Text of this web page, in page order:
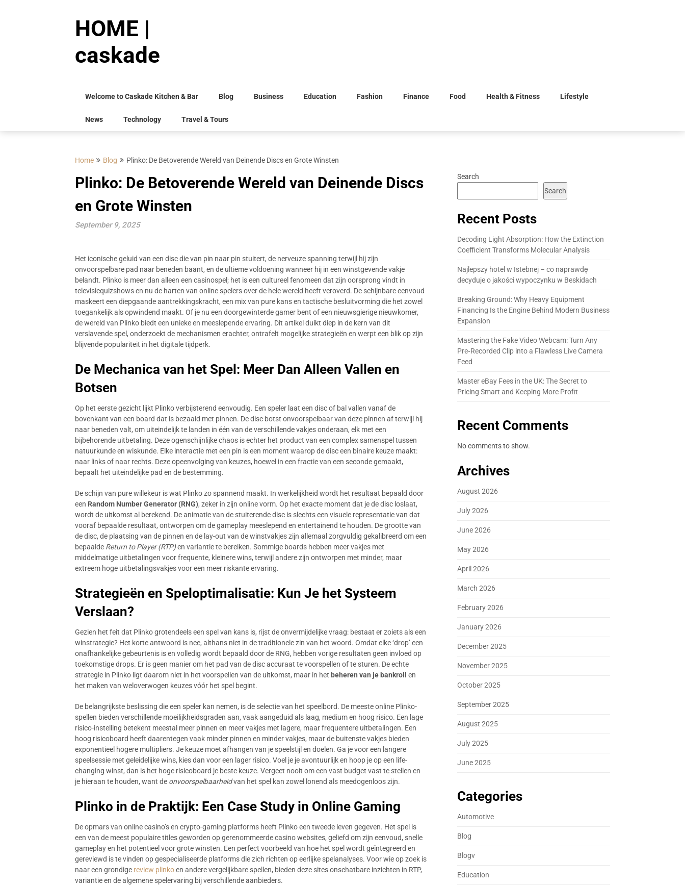
HOME |
caskade
Welcome to Caskade Kitchen & Bar Blog Business Education Fashion Finance Food Health & Fitness Lifestyle
News Technology Travel & Tours
Home Blog Plinko: De Betoverende Wereld van Deinende Discs en Grote Winsten
Plinko: De Betoverende Wereld van Deinende Discs
en Grote Winsten
September 9, 2025
Het iconische geluid van een disc die van pin naar pin stuitert, de nerveuze spanning terwijl hij zijn
onvoorspelbare pad naar beneden baant, en de ultieme voldoening wanneer hij in een winstgevende vakje
belandt. Plinko is meer dan alleen een casinospel; het is een cultureel fenomeen dat zijn oorsprong vindt in
televisiequizshows en nu de harten van online spelers over de hele wereld heeft veroverd. De schijnbare eenvoud
maskeert een diepgaande aantrekkingskracht, een mix van pure kans en tactische besluitvorming die het zowel
toegankelijk als opwindend maakt. Of je nu een doorgewinterde gamer bent of een nieuwsgierige nieuwkomer,
de wereld van Plinko biedt een unieke en meeslepende ervaring. Dit artikel duikt diep in de kern van dit
verslavende spel, onderzoekt de mechanismen erachter, ontrafelt mogelijke strategieën en werpt een blik op zijn
blijvende populariteit in het digitale tijdperk.
De Mechanica van het Spel: Meer Dan Alleen Vallen en
Botsen
Op het eerste gezicht lijkt Plinko verbijsterend eenvoudig. Een speler laat een disc of bal vallen vanaf de
bovenkant van een board dat is bezaaid met pinnen. De disc botst onvoorspelbaar van deze pinnen af terwijl hij
naar beneden valt, om uiteindelijk te landen in één van de verschillende vakjes onderaan, elk met een
bijbehorende uitbetaling. Deze ogenschijnlijke chaos is echter het product van een complex samenspel tussen
natuurkunde en wiskunde. Elke interactie met een pin is een moment waarop de disc een binaire keuze maakt:
naar links of naar rechts. Deze opeenvolging van keuzes, hoewel in een fractie van een seconde gemaakt,
bepaalt het uiteindelijke pad en de bestemming.
De schijn van pure willekeur is wat Plinko zo spannend maakt. In werkelijkheid wordt het resultaat bepaald door
een Random Number Generator (RNG), zeker in zijn online vorm. Op het exacte moment dat je de disc loslaat,
wordt de uitkomst al berekend. De animatie van de stuiterende disc is slechts een visuele representatie van dat
vooraf bepaalde resultaat, ontworpen om de gameplay meeslepend en entertainend te houden. De grootte van
de disc, de plaatsing van de pinnen en de lay-out van de winstvakjes zijn allemaal zorgvuldig gekalibreerd om een
bepaalde Return to Player (RTP)en variantie te bereiken. Sommige boards hebben meer vakjes met
middelmatige uitbetalingen voor frequente, kleinere wins, terwijl andere zijn ontworpen met minder, maar
extreem hoge uitbetalingsvakjes voor een meer riskante ervaring.
Strategieën en Speloptimalisatie: Kun Je het Systeem
Verslaan?
Gezien het feit dat Plinko grotendeels een spel van kans is, rijst de onvermijdelijke vraag: bestaat er zoiets als een
winstrategie? Het korte antwoord is nee, althans niet in de traditionele zin van het woord. Omdat elke ‘drop’ een
onafhankelijke gebeurtenis is en volledig wordt bepaald door de RNG, hebben vorige resultaten geen invloed op
toekomstige drops. Er is geen manier om het pad van de disc accuraat te voorspellen of te sturen. De echte
strategie in Plinko ligt daarom niet in het voorspellen van de uitkomst, maar in het beheren van je bankroll
en
het maken van weloverwogen keuzes vóór het spel begint.
De belangrijkste beslissing die een speler kan nemen, is de selectie van het speelbord. De meeste online Plinko-
spellen bieden verschillende moeilijkheidsgraden aan, vaak aangeduid als laag, medium en hoog risico. Een lage
risico-instelling betekent meestal meer pinnen en meer vakjes met lagere, maar frequentere uitbetalingen. Een
hoog risicoboard heeft daarentegen vaak minder pinnen en minder vakjes, maar de buitenste vakjes bieden
exponentieel hogere multipliers. Je keuze moet afhangen van je speelstijl en doelen. Ga je voor een langere
speelsessie met geleidelijke wins, kies dan voor een lager risico. Voel je je avontuurlijk en hoop je op een life-
changing winst, dan is het hoge risicoboard je beste keuze. Vergeet nooit om een vast budget vast te stellen en
je hieraan te houden, want de onvoorspelbaarheidvan het spel kan zowel lonend als meedogenloos zijn.
Plinko in de Praktijk: Een Case Study in Online Gaming
De opmars van online casino’s en crypto-gaming platforms heeft Plinko een tweede leven gegeven. Het spel is
een van de meest populaire titles geworden op gerenommeerde casino websites, geliefd om zijn eenvoud, snelle
gameplay en het potentieel voor grote winsten. Een perfect voorbeeld van hoe het spel wordt geïntegreerd en
gereviewd is te vinden op gespecialiseerde platforms die zich richten op eerlijke spelanalyses. Voor wie op zoek is
naar een grondige review plinkoen andere vergelijkbare spellen, bieden deze sites onschatbare inzichten in RTP,
variantie en de algemene spelervaring bij verschillende aanbieders.
Search
Search
Recent Posts
Decoding Light Absorption: How the Extinction
Coefficient Transforms Molecular Analysis
Najlepszy hotel w Istebnej – co naprawdę
decyduje o jakości wypoczynku w Beskidach
Breaking Ground: Why Heavy Equipment
Financing Is the Engine Behind Modern Business
Expansion
Mastering the Fake Video Webcam: Turn Any
Pre‑Recorded Clip into a Flawless Live Camera
Feed
Master eBay Fees in the UK: The Secret to
Pricing Smart and Keeping More Profit
Recent Comments
No comments to show.
Archives
August 2026
July 2026
June 2026
May 2026
April 2026
March 2026
February 2026
January 2026
December 2025
November 2025
October 2025
September 2025
August 2025
July 2025
June 2025
Categories
Automotive
Blog
Blogv
Education